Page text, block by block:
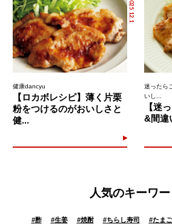
2025.12.1
健康dancyu
【ロカボレシピ】薄く片栗
粉をつけるのがおいしさと
健...
迷ったら
いし...
【迷
&間違
人気のキーワ
#酢 #生姜 #焼酎 #ちらし寿司 #たまご